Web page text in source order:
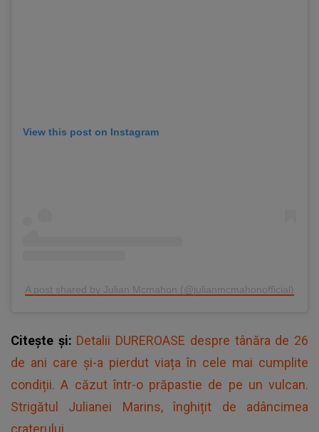
View this post on Instagram
A post shared by Julian Mcmahon (@julianmcmahonofficial)
Citește și: Detalii DUREROASE despre tânăra de 26
de ani care și-a pierdut viața în cele mai cumplite
condiții. A căzut într-o prăpastie de pe un vulcan.
Strigătul Julianei Marins, înghițit de adâncimea
craterului